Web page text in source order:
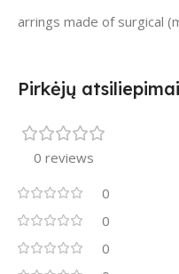
arrings made of surgical
Pirkėjų atsiliepimai
0 reviews
0
0
0